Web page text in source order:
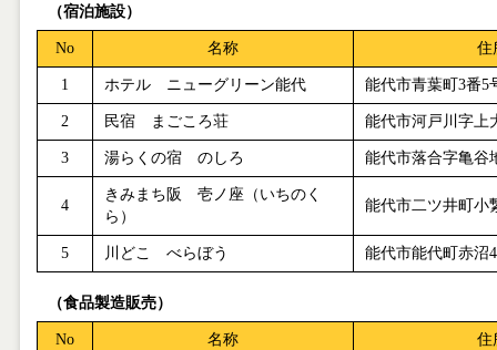
（宿泊施設）
No 名称 住
1 ホテル ニューグリーン能代 能代市青葉町 3番5
2 民宿 まごころ荘 能代市河戸川字上
3 湯らくの宿 のしろ 能代市落合字亀谷
4
きみまち阪 壱ノ座（いちのく
ら）
能代市二ツ井町小
5 川どこ べらぼう 能代市能代町赤沼
（食品製造販売）
No 名称 住